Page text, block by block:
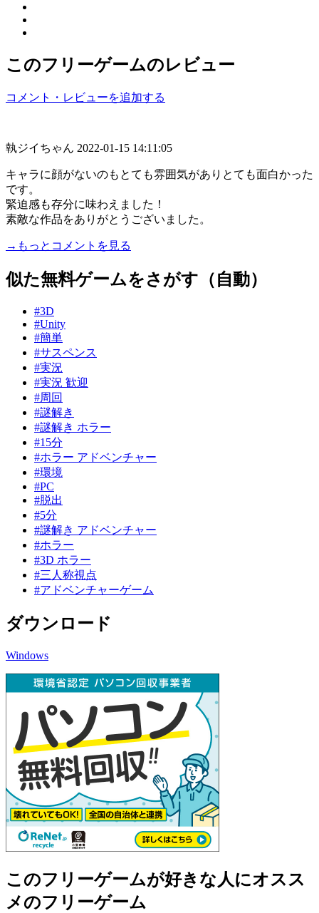
このフリーゲームのレビュー
コメント・レビューを追加する
執ジイちゃん 2022-01-15 14:11:05
キャラに顔がないのもとても雰囲気がありとても面白かった
です。
緊迫感も存分に味わえました！
素敵な作品をありがとうございました。
→もっとコメントを見る
似た無料ゲームをさがす（自動）
#3D
#Unity
#簡単
#サスペンス
#実況
#実況 歓迎
#周回
#謎解き
#謎解き ホラー
#15分
#ホラー アドベンチャー
#環境
#PC
#脱出
#5分
#謎解き アドベンチャー
#ホラー
#3D ホラー
#三人称視点
#アドベンチャーゲーム
ダウンロード
Windows
このフリーゲームが好きな人にオスス
メのフリーゲーム